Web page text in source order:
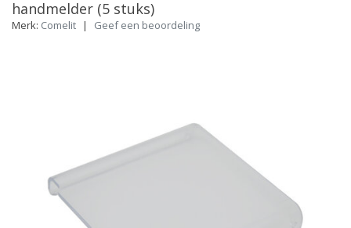
handmelder (5 stuks)
Merk: Comelit | Geef een beoordeling